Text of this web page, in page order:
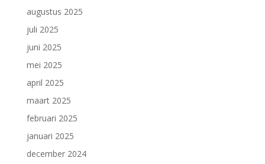
augustus 2025
juli 2025
juni 2025
mei 2025
april 2025
maart 2025
februari 2025
januari 2025
december 2024